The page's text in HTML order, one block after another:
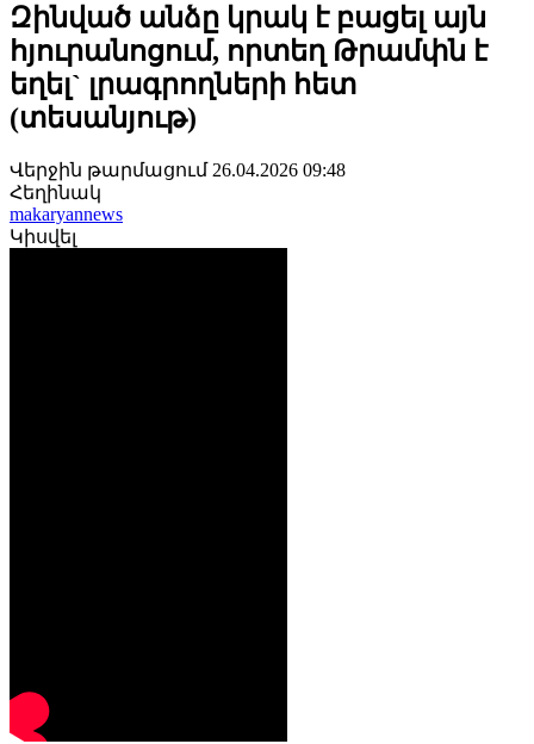
Զինված անձը կրակ է բացել այն
հյուրանոցում, որտեղ Թրամփն է
եղել` լրագրողների հետ
(տեսանյութ)
Վերջին թարմացում 26.04.2026 09:48
Հեղինակ
makaryannews
Կիսվել